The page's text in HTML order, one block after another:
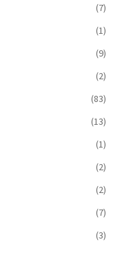
(7)
(1)
(9)
(2)
(83)
(13)
(1)
(2)
(2)
(7)
(3)